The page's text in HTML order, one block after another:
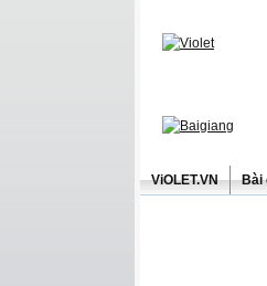
ViOLET.VN Bài